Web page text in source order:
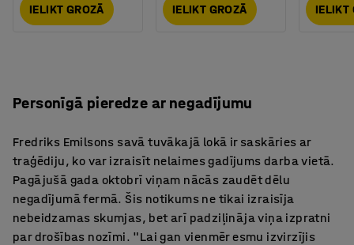
IELIKT GROZĀ IELIKT GROZĀ IELIKT
Personīgā pieredze ar negadījumu
Fredriks Emilsons savā tuvākajā lokā ir saskāries ar
traģēdiju, ko var izraisīt nelaimes gadījums darba vietā.
Pagājušā gada oktobrī viņam nācās zaudēt dēlu
negadījumā fermā. Šis notikums ne tikai izraisīja
nebeidzamas skumjas, bet arī padziļināja viņa izpratni
par drošības nozīmi. "Lai gan vienmēr esmu izvirzījis